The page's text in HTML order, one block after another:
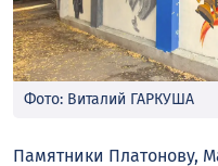
Фото: Виталий ГАРКУША
Памятники Платонову,